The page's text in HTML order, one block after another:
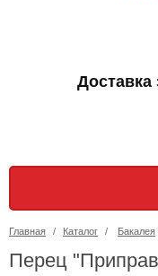
Доставка
Главная / Каталог / Бакалея
Перец